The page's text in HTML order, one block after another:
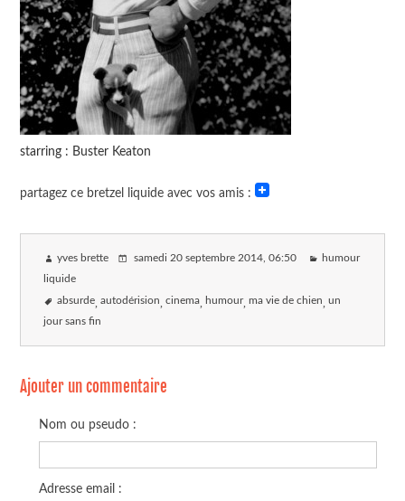
starring : Buster Keaton
partagez ce bretzel liquide avec vos amis :
yves brette samedi 20 septembre 2014, 06:50 humour
liquide
absurde autodérision cinema humour ma vie de chien un
jour sans fin
Ajouter un commentaire
Nom ou pseudo :
Adresse email :